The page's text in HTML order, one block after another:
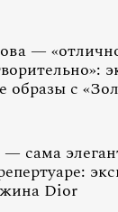
—
образы с
сама
Dior